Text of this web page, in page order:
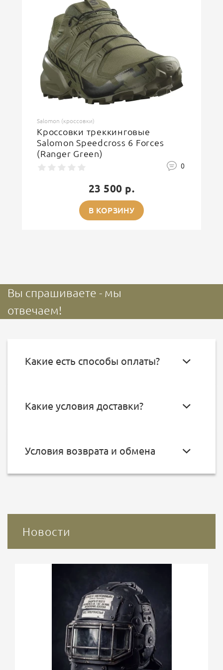
Salomon (кроссовки)
Кроссовки треккинговые
Salomon Speedcross 6 Forces
(Ranger Green)
0
23 500 р.
В КОРЗИНУ
Вы спрашиваете - мы
отвечаем!
Какие есть способы оплаты?
Какие условия доставки?
Условия возврата и обмена
Новости